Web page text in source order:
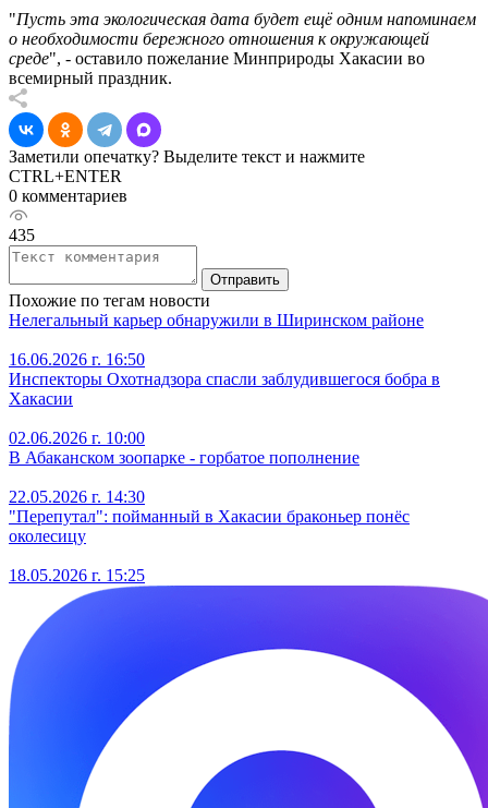
"Пусть эта экологическая дата будет ещё одним напоминаем
о необходимости бережного отношения к окружающей
среде", - оставило пожелание Минприроды Хакасии во
всемирный праздник.
Заметили опечатку? Выделите текст и нажмите
CTRL+ENTER
0 комментариев
435
Отправить
Похожие по тегам новости
Нелегальный карьер обнаружили в Ширинском районе
16.06.2026 г. 16:50
Инспекторы Охотнадзора спасли заблудившегося бобра в
Хакасии
02.06.2026 г. 10:00
В Абаканском зоопарке - горбатое пополнение
22.05.2026 г. 14:30
"Перепутал": пойманный в Хакасии браконьер понёс
околесицу
18.05.2026 г. 15:25